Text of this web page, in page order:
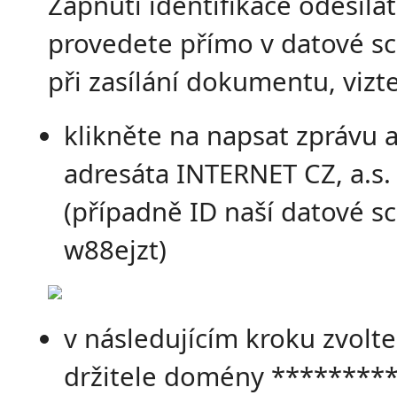
provedete přímo v datové
při zasílání dokumentu,
klikněte na napsat zprávu
adresáta INTERNET CZ, a.s.
(případně ID naší datové
w88ejzt)
v následujícím kroku
držitele domény